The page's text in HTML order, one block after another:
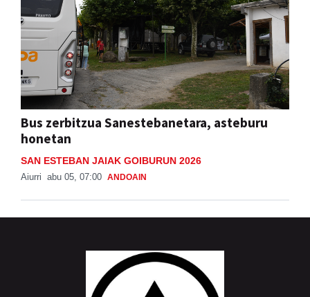
Bus zerbitzua Sanestebanetara, asteburu
honetan
SAN ESTEBAN JAIAK GOIBURUN 2026
Aiurri abu 05, 07:00 ANDOAIN